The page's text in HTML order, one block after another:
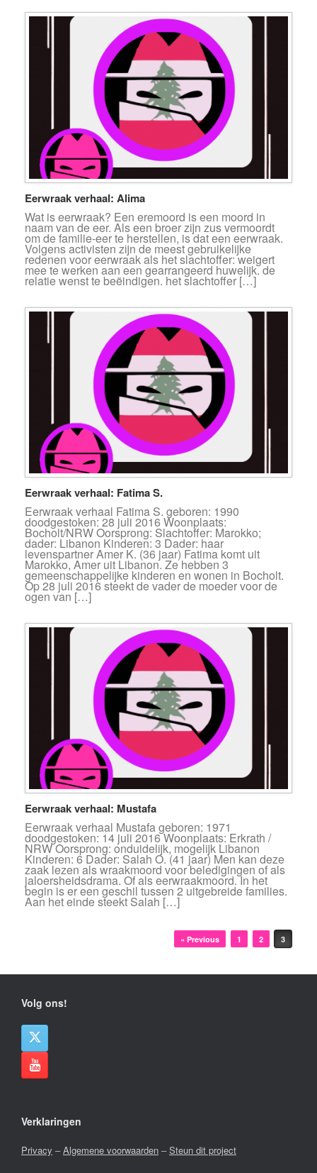
Eerwraak verhaal: Alima
Wat is eerwraak? Een eremoord is een moord in
naam van de eer. Als een broer zijn zus vermoordt
om de familie-eer te herstellen, is dat een eerwraak.
Volgens activisten zijn de meest gebruikelijke
redenen voor eerwraak als het slachtoffer: weigert
mee te werken aan een gearrangeerd huwelijk. de
relatie wenst te beëindigen. het slachtoffer […]
Eerwraak verhaal: Fatima S.
Eerwraak verhaal Fatima S. geboren: 1990
doodgestoken: 28 juli 2016 Woonplaats:
Bocholt/NRW Oorsprong: Slachtoffer: Marokko;
dader: Libanon Kinderen: 3 Dader: haar
levenspartner Amer K. (36 jaar) Fatima komt uit
Marokko, Amer uit Libanon. Ze hebben 3
gemeenschappelijke kinderen en wonen in Bocholt.
Op 28 juli 2016 steekt de vader de moeder voor de
ogen van […]
Eerwraak verhaal: Mustafa
Eerwraak verhaal Mustafa geboren: 1971
doodgestoken: 14 juli 2016 Woonplaats: Erkrath /
NRW Oorsprong: onduidelijk, mogelijk Libanon
Kinderen: 6 Dader: Salah O. (41 jaar) Men kan deze
zaak lezen als wraakmoord voor beledigingen of als
jaloersheidsdrama. Of als eerwraakmoord. In het
begin is er een geschil tussen 2 uitgebreide families.
Aan het einde steekt Salah […]
« Previous 1 2 3
Volg ons!
Verklaringen
Privacy –Algemene voorwaarden –Steun dit project